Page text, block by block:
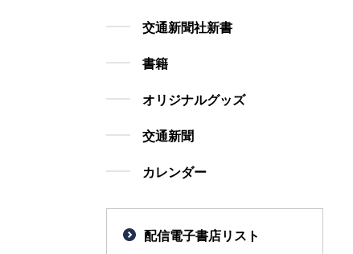
交通新聞社新書
書籍
オリジナルグッズ
交通新聞
カレンダー
配信電子書店リスト